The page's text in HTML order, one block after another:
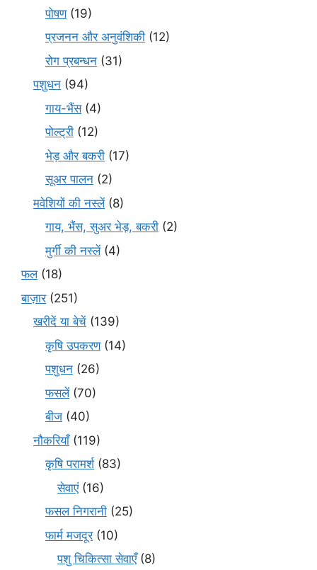
पोषण(19)
प्रजनन और अनुवंशिकी (12)
रोग प्रबन्धन (31)
पशुधन (94)
गाय-भैंस(4)
पोल्ट्री (12)
भेड़ और बकरी (17)
सूअर पालन (2)
मवेशियों की नस्लें(8)
गाय, भैंस, सुअर भेड़, बकरी (2)
मुर्गी की नस्लें(4)
फल(18)
बाज़ार(251)
खरीदें या बेचें (139)
कृषि उपकरण(14)
पशुधन (26)
फसलें(70)
बीज (40)
नौकरियाँ(119)
कृषि परामर्श(83)
सेवाएं(16)
फसल निगरानी (25)
फार्म मजदूर(10)
पशु चिकित्सा सेवाएँ(8)